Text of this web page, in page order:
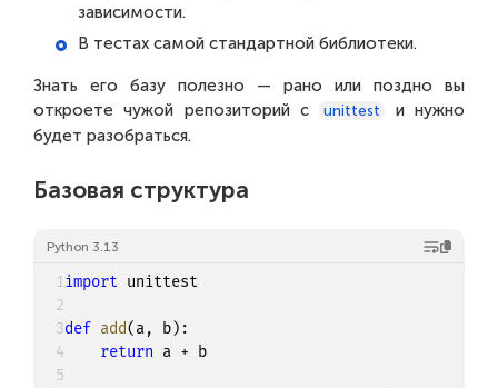
зависимости.
В тестах самой стандартной библиотеки.
Знать его базу полезно — рано или поздно вы
откроете чужой репозиторий с
unittest
и нужно
будет разобраться.
Базовая структура
Python 3.13
1
2
3
4
5
import unittest
def add(a, b) :
return a + b